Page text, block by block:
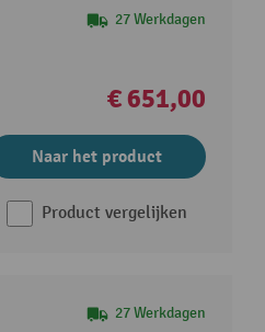
27 Werkdagen
€ 651,00
Naar het product
Product vergelijken
27 Werkdagen